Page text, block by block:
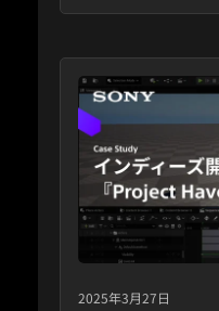
2025年3月27日